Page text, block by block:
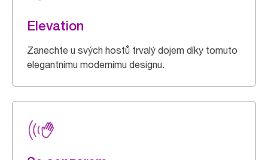
Elevation
Zanechte u svých hostů trvalý dojem díky tomuto
elegantnímu modernímu designu.